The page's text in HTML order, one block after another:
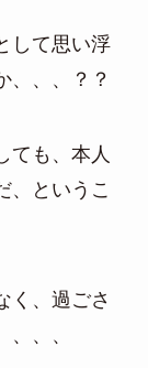
して思い浮
、、、？？
ても、本人
、というこ
く、過ごさ
、、